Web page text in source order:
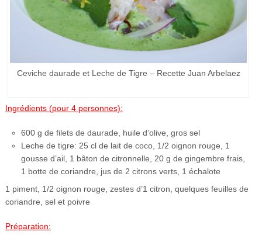
Ceviche daurade et Leche de Tigre – Recette Juan Arbelaez
Ingrédients (pour 4 personnes):
600 g de filets de daurade, huile d’olive, gros sel
Leche de tigre: 25 cl de lait de coco, 1/2 oignon rouge, 1
gousse d’ail, 1 bâton de citronnelle, 20 g de gingembre frais,
1 botte de coriandre, jus de 2 citrons verts, 1 échalote
1 piment, 1/2 oignon rouge, zestes d’1 citron, quelques feuilles de
coriandre, sel et poivre
Préparation: